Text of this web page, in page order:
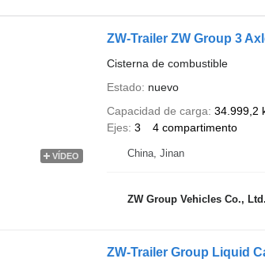
VÍDEO
ZW-Trailer ZW Group 3
Cisterna de combustible
Estado
nuevo
Capacidad de carga 34.999,2
Ejes 3 4 compartimento
China, Jinan
ZW Group Vehicles Co., Ltd.
ZW-Trailer Group Liquid